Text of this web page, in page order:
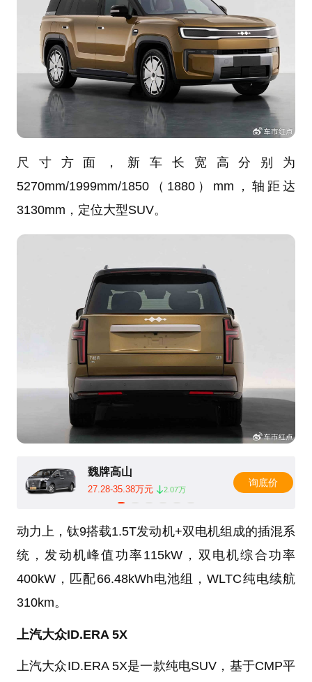
尺寸方面，新车长宽高分别为
5270mm/1999mm/1850（1880）mm，轴距达
3130mm，定位大型SUV。
魏牌高山
27.28-35.38万元 2.07万
询底价
动力上，钛9搭载1.5T发动机+双电机组成的插混系
统，发动机峰值功率115kW，双电机综合功率
400kW，匹配66.48kWh电池组，WLTC纯电续航
310km。
上汽大众ID.ERA 5X
上汽大众ID.ERA 5X是一款纯电SUV，基于CMP平